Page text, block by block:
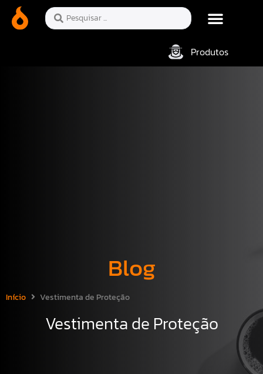
Produtos
Blog
Início Vestimenta de Proteção
Vestimenta de Proteção